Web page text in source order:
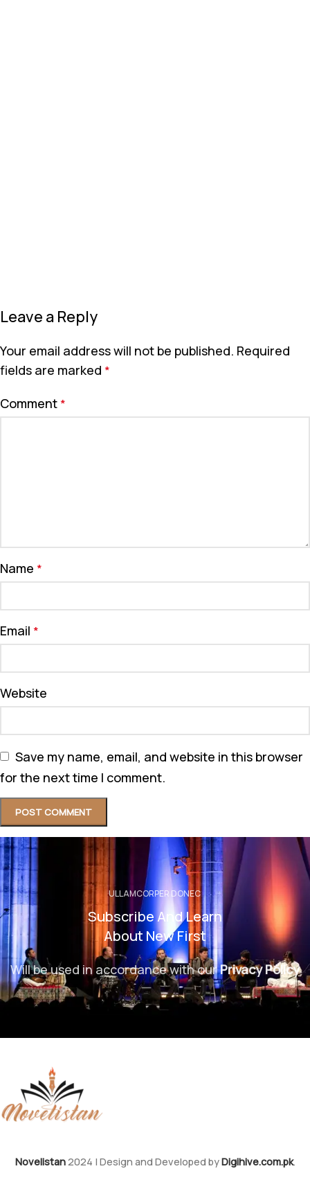
Leave a Reply
Your email address will not be published. Required
fields are marked *
Comment *
Name *
Email *
Website
Save my name, email, and website in this browser
for the next time I comment.
ULLAMCORPER DONEC
Subscribe And Learn
About New First
Will be used in accordance with ourPrivacy Policy
Novelistan2024 | Design and Developed byDigihive.com.pk.